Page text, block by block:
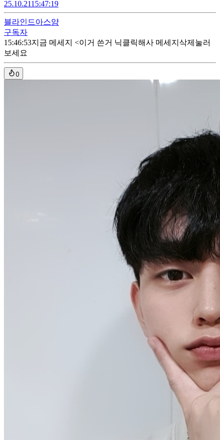
25.10.2115:47:19
블라인드아스얌
구독자
15:46:53지금 메세지 <이거 쓴거 닉클릭해사 메세지삭제눌러
보세요
0